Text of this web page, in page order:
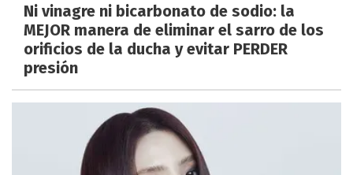
Ni vinagre ni bicarbonato de sodio: la
MEJOR manera de eliminar el sarro de los
orificios de la ducha y evitar PERDER
presión